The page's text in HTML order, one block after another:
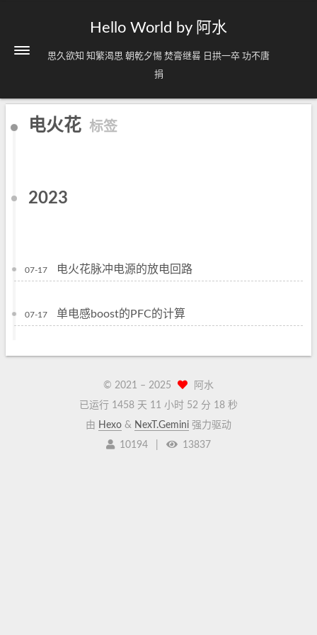
Hello World by 阿水
思久欲知 知繁渴思 朝乾夕惕 焚膏继晷 日拱一卒 功不唐
捐
电火花 标签
2023
07-17 电火花脉冲电源的放电回路
07-17 单电感boost的PFC的计算
© 2021 – 2025
阿水
已运行 1458 天 11 小时 52 分 18 秒
由 Hexo & NexT.Gemini 强力驱动
10194
13837